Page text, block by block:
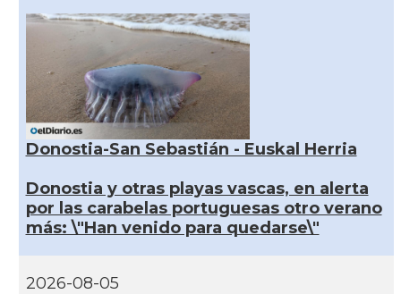
Donostia-San Sebastián - Euskal Herria
Donostia y otras playas vascas, en alerta
por las carabelas portuguesas otro verano
más: \"Han venido para quedarse\"
2026-08-05